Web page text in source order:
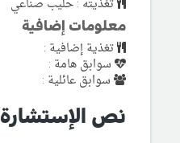
تغذيته : حليب صناعي
معلومات إضافية
تغذية إضافية :
سوابق هامة :
سوابق عائلية :
نص الإستشارة